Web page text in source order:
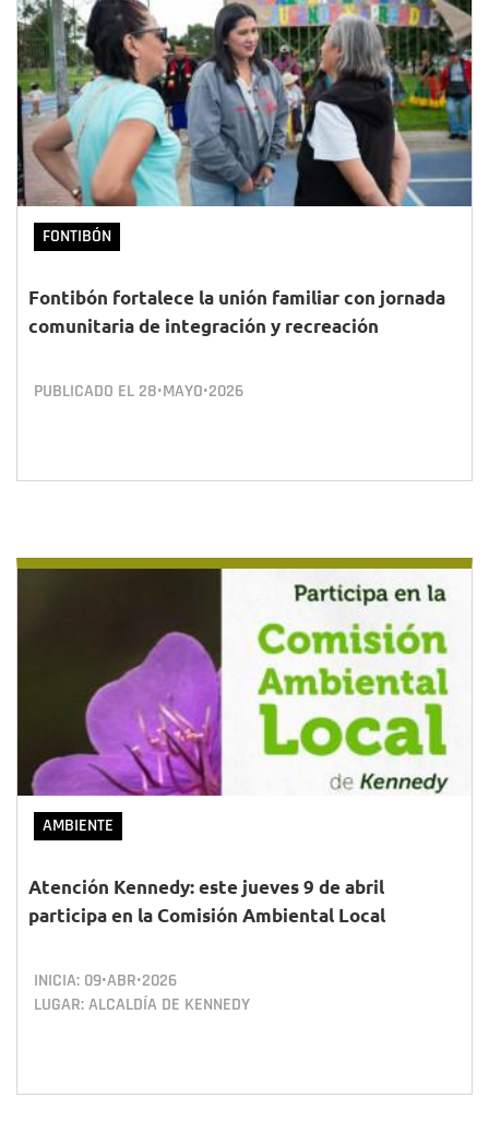
FONTIBÓN
Fontibón fortalece la unión familiar con jornada
comunitaria de integración y recreación
PUBLICADO EL 28•MAYO•2026
AMBIENTE
Atención Kennedy: este jueves 9 de abril
participa en la Comisión Ambiental Local
INICIA: 09•ABR•2026
LUGAR: ALCALDÍA DE KENNEDY